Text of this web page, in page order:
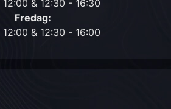
& 12:30 - 16:30
Fredag:
& 12:30 - 16:00